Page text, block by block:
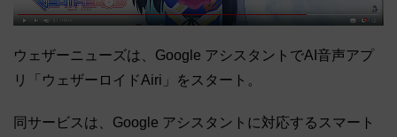
ウェザーニューズは、Google アシスタントでAI音声アプ
リ「ウェザーロイドAiri」をスタート。
同サービスは、Google アシスタントに対応するスマート